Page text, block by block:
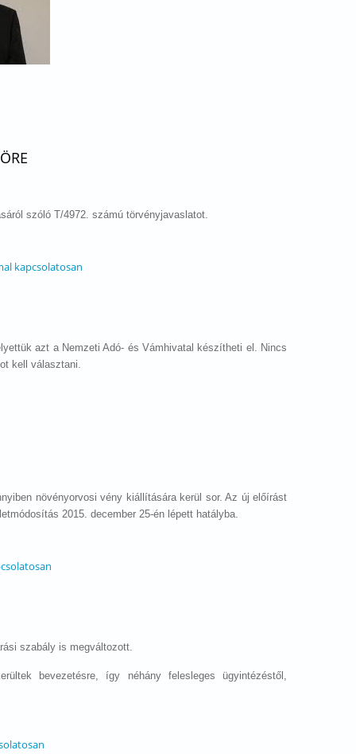
szóló T/4972. számú törvényjavaslatot.
kapcsolatosan
azt a Nemzeti Adó- és Vámhivatal készítheti el. Nincs
kell választani.
növényorvosi vény kiállítására kerül sor. Az új előírást
2015. december 25-én lépett hatályba.
szabály is megváltozott.
bevezetésre, így néhány felesleges ügyintézéstől,